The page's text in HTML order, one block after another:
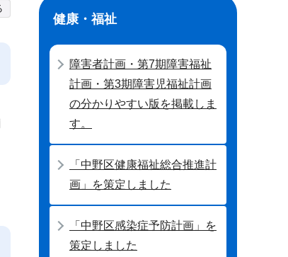
健康・福祉
障害者計画・第7期障害福祉
計画・第3期障害児福祉計画
の分かりやすい版を掲載しま
す。
「中野区健康福祉総合推進計
画」を策定しました
「中野区感染症予防計画」を
策定しました